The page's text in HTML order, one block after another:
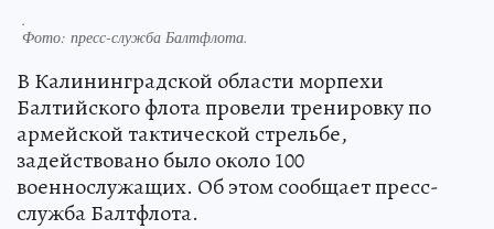
.
Фото: пресс-служба Балтфлота.
В Калининградской области морпехи
Балтийского флота провели тренировку по
армейской тактической стрельбе,
задействовано было около 100
военнослужащих. Об этом сообщает пресс-
служба Балтфлота.